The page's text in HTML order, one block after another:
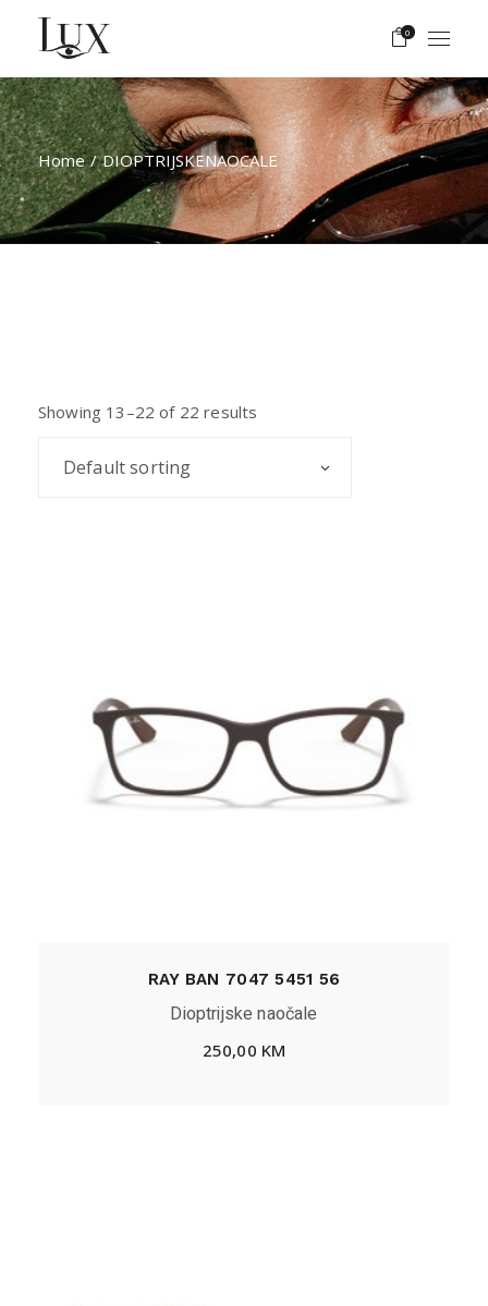
content
0
Home DIOPTRIJSKENAOCALE
Showing 13–22 of 22 results
Default sorting
RAY BAN 7047 5451 56
Dioptrijske naočale
250,00 KM